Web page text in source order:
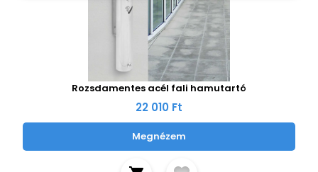
Rozsdamentes acél fali hamutartó
22 010 Ft
Megnézem